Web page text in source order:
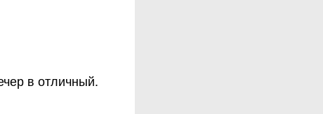
в отличный.